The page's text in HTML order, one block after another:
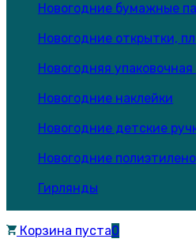
Новогодние бумажные
Новогодние открытки,
Новогодняя упаковочная
Новогодние наклейки
Новогодние детские
Новогодние
Гирлянды
Корзина пуста0